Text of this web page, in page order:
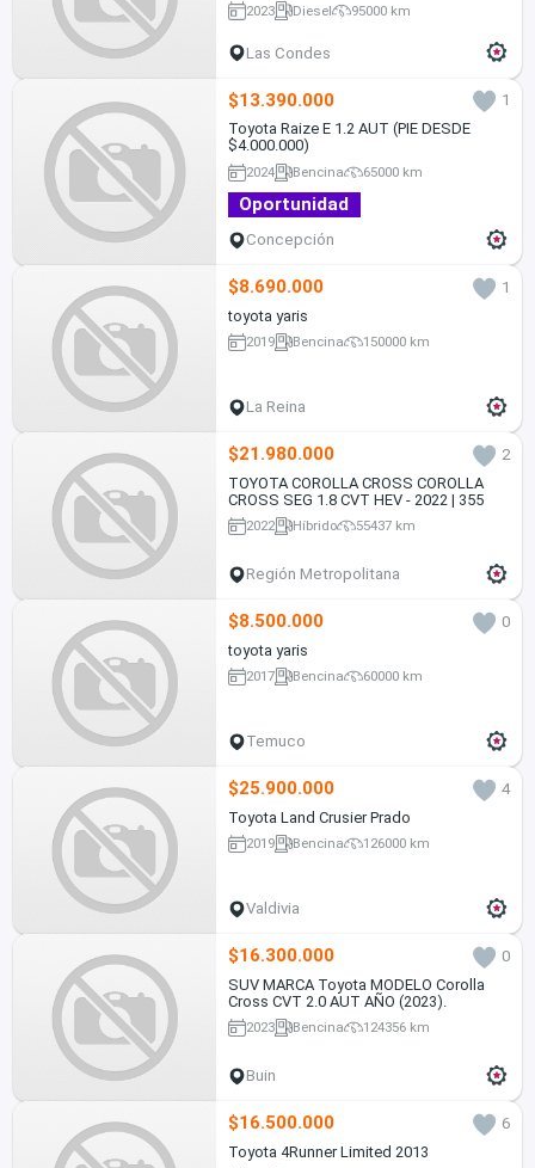
2023 Diesel 95000 km
Las Condes
$13.390.000
1
Toyota Raize E 1.2 AUT (PIE DESDE
$4.000.000)
2024 Bencina 65000 km
Oportunidad
Concepción
$8.690.000
1
toyota yaris
2019 Bencina 150000 km
La Reina
$21.980.000
2
TOYOTA COROLLA CROSS COROLLA
CROSS SEG 1.8 CVT HEV - 2022 | 355
2022 Híbrido 55437 km
Región Metropolitana
$8.500.000
0
toyota yaris
2017 Bencina 60000 km
Temuco
$25.900.000
4
Toyota Land Crusier Prado
2019 Bencina 126000 km
Valdivia
$16.300.000
0
SUV MARCA Toyota MODELO Corolla
Cross CVT 2.0 AUT AÑO (2023).
2023 Bencina 124356 km
Buin
$16.500.000
6
Toyota 4Runner Limited 2013